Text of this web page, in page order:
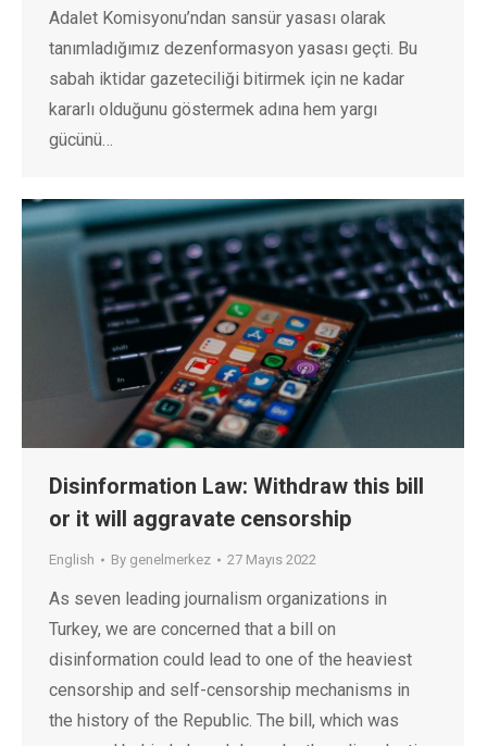
Adalet Komisyonu’ndan sansür yasası olarak
tanımladığımız dezenformasyon yasası geçti. Bu
sabah iktidar gazeteciliği bitirmek için ne kadar
kararlı olduğunu göstermek adına hem yargı
gücünü…
Disinformation Law: Withdraw this bill
or it will aggravate censorship
English By genelmerkez 27 Mayıs 2022
As seven leading journalism organizations in
Turkey, we are concerned that a bill on
disinformation could lead to one of the heaviest
censorship and self-censorship mechanisms in
the history of the Republic. The bill, which was